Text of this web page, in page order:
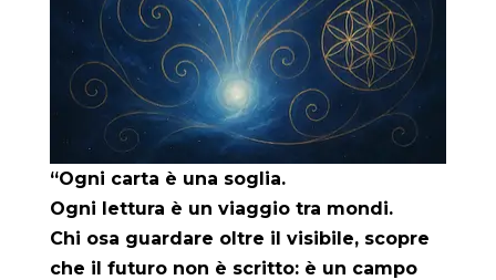
“Ogni carta è una soglia.
Ogni lettura è un viaggio tra mondi.
Chi osa guardare oltre il visibile, scopre
che il futuro non è scritto: è un campo